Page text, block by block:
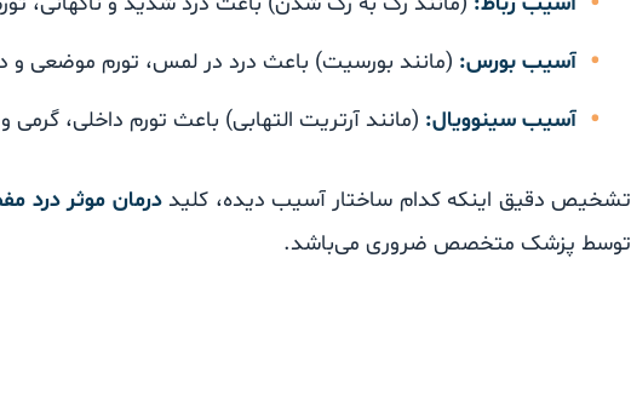
آسیب بورس: (مانند بورسیت) باعث درد در لمس، تورم موضعی و
آسیب سینوویال: (مانند آرتریت التهابی) باعث تورم داخلی،
تشخیص دقیق اینکه کدام ساختار آسیب دیده، کلیددرمان موثر درد
توسط پزشک متخصص ضروری می‌باشد.